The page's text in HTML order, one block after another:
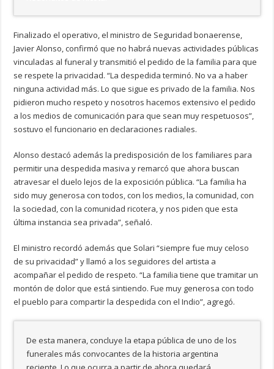
Finalizado el operativo, el ministro de Seguridad bonaerense,
Javier Alonso, confirmó que no habrá nuevas actividades públicas
vinculadas al funeral y transmitió el pedido de la familia para que
se respete la privacidad. “La despedida terminó. No va a haber
ninguna actividad más. Lo que sigue es privado de la familia. Nos
pidieron mucho respeto y nosotros hacemos extensivo el pedido
a los medios de comunicación para que sean muy respetuosos”,
sostuvo el funcionario en declaraciones radiales.
Alonso destacó además la predisposición de los familiares para
permitir una despedida masiva y remarcó que ahora buscan
atravesar el duelo lejos de la exposición pública. “La familia ha
sido muy generosa con todos, con los medios, la comunidad, con
la sociedad, con la comunidad ricotera, y nos piden que esta
última instancia sea privada”, señaló.
El ministro recordó además que Solari “siempre fue muy celoso
de su privacidad” y llamó a los seguidores del artista a
acompañar el pedido de respeto. “La familia tiene que tramitar un
montón de dolor que está sintiendo. Fue muy generosa con todo
el pueblo para compartir la despedida con el Indio”, agregó.
De esta manera, concluye la etapa pública de uno de los
funerales más convocantes de la historia argentina